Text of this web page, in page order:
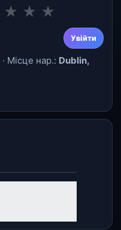
★ ★ ★
Увійти
· Місце нар.: Dublin,